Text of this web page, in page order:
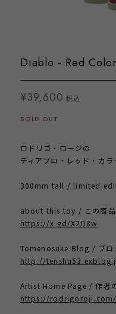
Diablo - Red
¥39,600 税込
SOLD OUT
ロドリゴ・ロージの
ディアブロ・レッド・カラ
300mm tall / limited
about this toy / この商品
https://x.gd/X2D8w
Tomenosuke Blog / ブロ
http://
Artist Home Page / 作者
https://rodrigoroji.com/